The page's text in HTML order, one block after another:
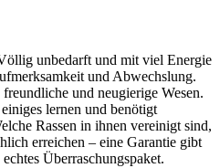
unbedarft und mit viel Energie
und Abwechslung.
und neugierige Wesen.
lernen und benötigt
Rassen in ihnen vereinigt sind,
erreichen – eine Garantie gibt
Überraschungspaket.